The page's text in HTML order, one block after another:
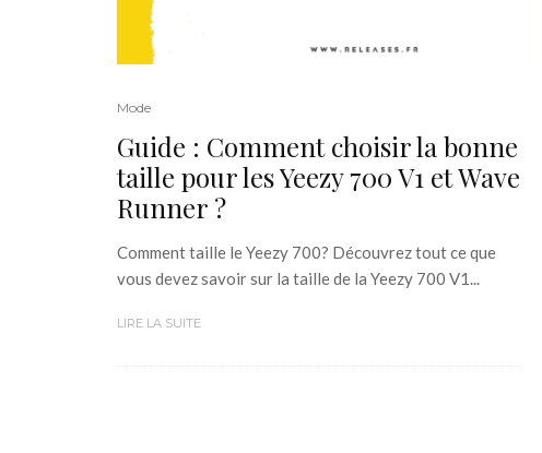
Mode
Guide : Comment choisir la bonne
taille pour les Yeezy 700 V1 et Wave
Runner ?
Comment taille le Yeezy 700? Découvrez tout ce que
vous devez savoir sur la taille de la Yeezy 700 V1...
LIRE LA SUITE